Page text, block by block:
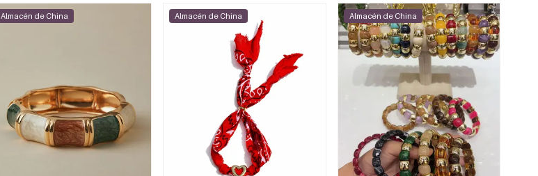
Almacén de China Almacén de China Almacén de China